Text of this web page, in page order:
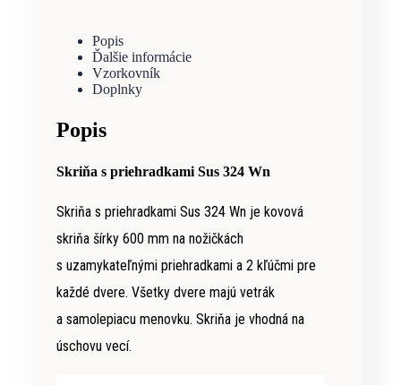
Popis
Ďalšie informácie
Vzorkovník
Doplnky
Popis
Skriňa s priehradkami Sus 324 Wn
Skriňa s priehradkami Sus 324 Wn je kovová
skriňa šírky 600 mm na nožičkách
s uzamykateľnými priehradkami a 2 kľúčmi pre
každé dvere. Všetky dvere majú vetrák
a samolepiacu menovku. Skriňa je vhodná na
úschovu vecí.